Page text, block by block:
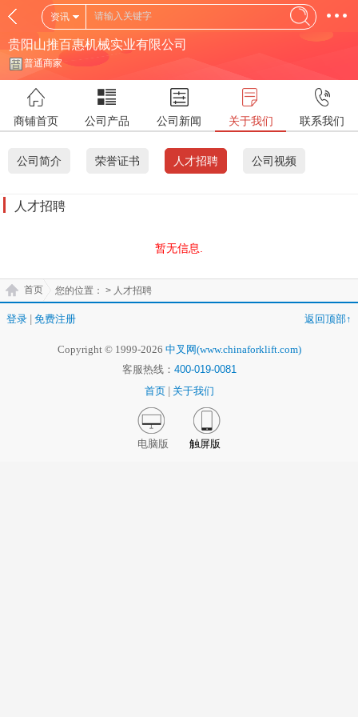
资讯
贵阳山推百惠机械实业有限公司
普通商家
商铺首页 公司产品 公司新闻 关于我们 联系我们
公司简介 荣誉证书 人才招聘 公司视频
人才招聘
暂无信息.
您的位置：
首页 > 人才招聘
登录 免费注册 返回顶部↑
Copyright © 1999-2026 中叉网(www.chinaforklift.com)
客服热线： 400-019-0081
首页
关于我们
电脑版 触屏版